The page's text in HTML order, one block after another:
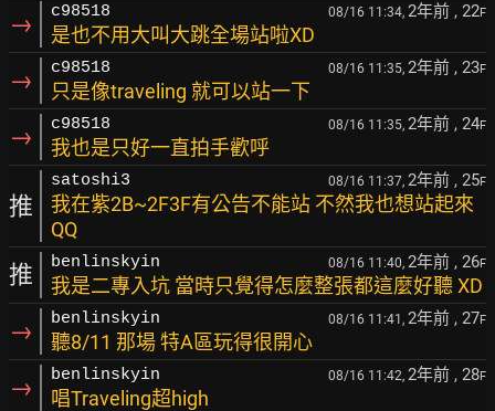
→ c98518 08/16 11:34, 2年前 , 22F
是也不用大叫大跳全場站啦XD
→ c98518 08/16 11:35, 2年前 , 23F
只是像traveling 就可以站一下
→ c98518 08/16 11:35, 2年前 , 24F
我也是只好一直拍手歡呼
推
satoshi3 08/16 11:37, 2年前 , 25F
我在紫2B~2F3F有公告不能站 不然我也想站起來
QQ
推 benlinskyin 08/16 11:40, 2年前 , 26F
我是二專入坑 當時只覺得怎麼整張都這麼好聽 XD
→ benlinskyin 08/16 11:41, 2年前 , 27F
聽8/11 那場 特A區玩得很開心
→ benlinskyin 08/16 11:42, 2年前 , 28F
唱Traveling超high